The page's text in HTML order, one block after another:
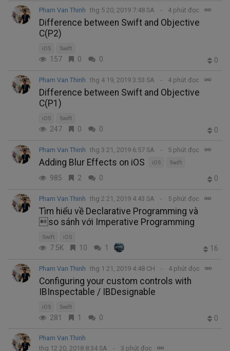
Pham Van Thinh thg 5 20, 2019 7:48 SA 4 phút đọc
Difference between Swift and Objective
C(P2)
iOS Swift
157 0 0 0
Pham Van Thinh thg 4 19, 2019 3:53 SA 4 phút đọc
Difference between Swift and Objective
C(P1)
iOS Swift
247 0 0 0
Pham Van Thinh thg 3 21, 2019 6:57 SA 5 phút đọc
Adding Blur Effects on iOS iOS Swift
985 2 0 0
Pham Van Thinh thg 2 21, 2019 4:43 SA 5 phút đọc
Tìm hiểu về Declarative Programming và
so sánh với Imperative Programming
Swift iOS
7.5K 10 1 16
Pham Van Thinh thg 1 21, 2019 4:48 CH 4 phút đọc
Configuring your custom controls with
IBInspectable / IBDesignable
iOS Swift
281 1 0 0
Pham Van Thinh
thg 12 20, 2018 8:34 SA
3 phút đọc